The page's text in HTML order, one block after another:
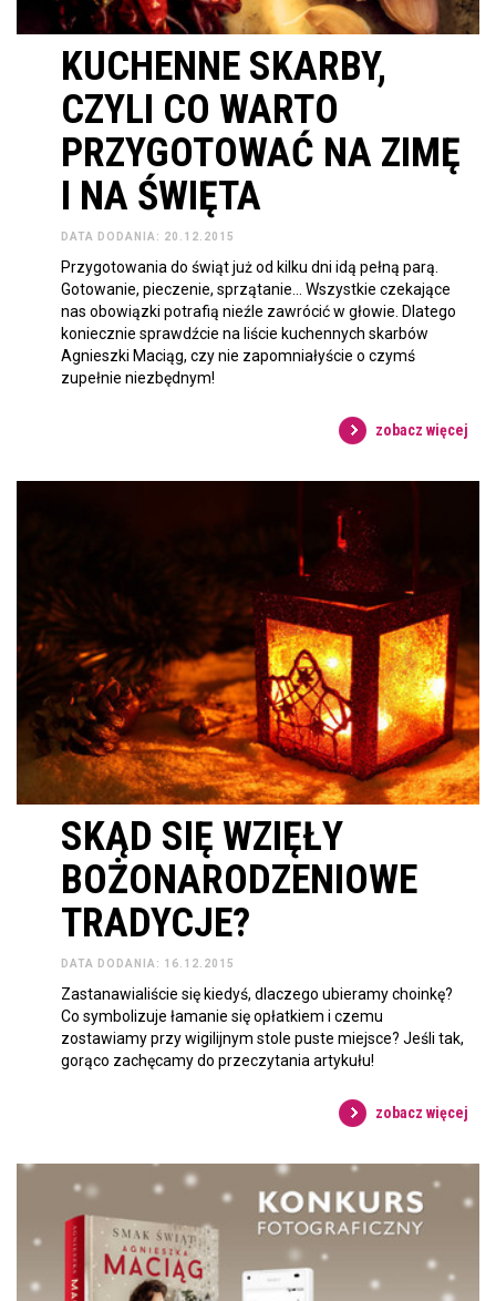
KUCHENNE SKARBY,
CZYLI CO WARTO
PRZYGOTOWAĆ NA ZIMĘ
I NA ŚWIĘTA
DATA DODANIA: 20.12.2015
Przygotowania do świąt już od kilku dni idą pełną parą.
Gotowanie, pieczenie, sprzątanie… Wszystkie czekające
nas obowiązki potrafią nieźle zawrócić w głowie. Dlatego
koniecznie sprawdźcie na liście kuchennych skarbów
Agnieszki Maciąg, czy nie zapomniałyście o czymś
zupełnie niezbędnym!
zobacz więcej
SKĄD SIĘ WZIĘŁY
BOŻONARODZENIOWE
TRADYCJE?
DATA DODANIA: 16.12.2015
Zastanawialiście się kiedyś, dlaczego ubieramy choinkę?
Co symbolizuje łamanie się opłatkiem i czemu
zostawiamy przy wigilijnym stole puste miejsce? Jeśli tak,
gorąco zachęcamy do przeczytania artykułu!
zobacz więcej